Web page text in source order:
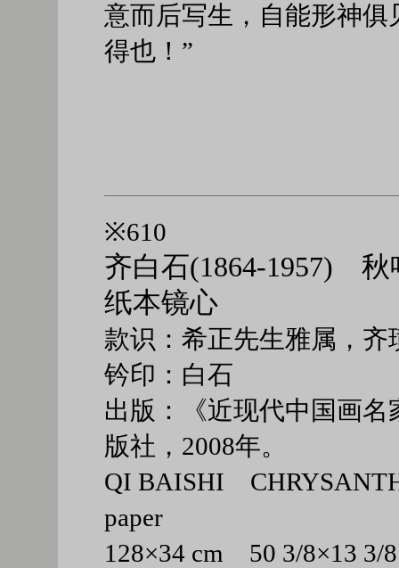
意而后写生，自能形神俱
得也！”
※610
齐白石(1864-1957) 秋
纸本镜心
款识：希正先生雅属，齐
钤印：白石
出版：《近现代中国画
版社，2008年。
QI BAISHI
paper
128×34 cm 50 3/8×13